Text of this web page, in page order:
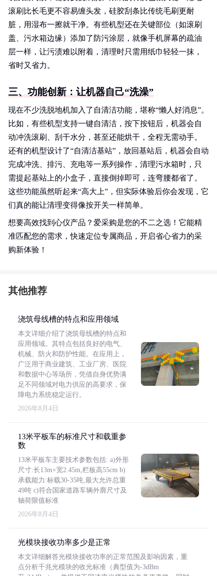
滚刷比长毛更不容易缠头发，硅胶刮条比传统毛刷更耐
脏，用湿布一擦就干净。有些机型还在关键部位（如滚刷
盖、污水箱边缘）添加了防污涂层，就像手机屏幕的疏油
层一样，让污渍难以附着，清理时只需用纸巾轻轻一抹，
省时又省力。
三、功能创新：让机器自己“洗澡”
现在不少洗脱地机加入了自清洁功能，堪称“懒人好消息”。
比如，有些机型支持一键自清洁，按下按钮后，机器会自
动冲洗滚刷、刮干水分，甚至还能烘干，全程无需动手。
还有的机型设计了“自清洁基站”，放回基站后，机器会自动
完成冲洗、排污、充电等一系列操作，清理污水箱时，只
需提起基站上的小盒子，直接倒掉即可，连弯腰都省了。
这些功能虽然听起来“高大上”，但实际体验后你会发现，它
们真的能让清理变得像按开关一样简单。
想要高效找到心仪产品？爱采购是您的不二之选！它能精
准匹配您的需求，快速定位专属商品，开启省心省力的采
购新体验！
其他推荐
浇筑母线槽的特点和应用领域
本文详细介绍了浇筑母线槽的特点和
应用领域。其特点包括良好的电气、
机械、防火和防护性能。在应用上，
广泛用于商业建筑、工业厂房、医院
和数据中心等场所，凭借自身优势满
足不同领域对电力供应的高要求，保
障电力系统稳定运行。
2026年8月4日
13米平板车的标准尺寸和载重参
数
13米平板车主要技术参数包括: a)外形
尺寸:长13m×宽2.45m,栏板高55cm b)
承载能力:标载30-35吨,最大允许总重
49吨 c)符合国家道路车辆外廓尺寸及
轴荷限值标准
2026年8月4日
光模块接收功率多少是正常
本文详细解答光模块接收功率的正常范围及影响因素，重
点分析千兆光模块的收光标准（典型值为-3dBm